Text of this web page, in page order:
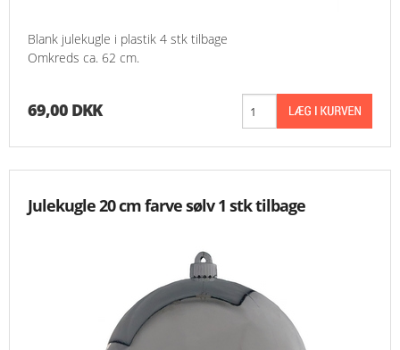
Blank julekugle i plastik 4 stk tilbage
Omkreds ca. 62 cm.
69,00 DKK
Julekugle 20 cm farve sølv 1 stk tilbage